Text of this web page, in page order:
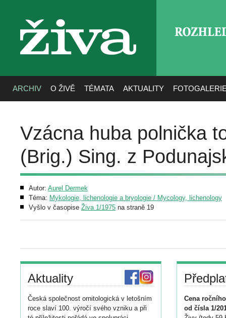
živa
ARCHIV O ŽIVĚ TÉMATA AKTUALITY
Vzácna huba polnička
(Brig.) Sing. z
Autor: Aurel Dermek
Téma: Mykologie, lichenologie a bryologie / Mycology, lichenology
Vyšlo v časopise Živa 1/1975 na straně 19
Aktuality
Česká společnost ornitologická v letošním
roce slaví 100. výročí svého vzniku a při
Cena
od čísla 1/